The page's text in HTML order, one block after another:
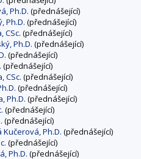
Ph.D. (přednášející)
Ph.D. (přednášející)
CSc. (přednášející)
Ph.D. (přednášející)
(přednášející)
(přednášející)
CSc. (přednášející)
(přednášející)
Ph.D. (přednášející)
(přednášející)
(přednášející)
Ph.D. (přednášející)
(přednášející)
Ph.D. (přednášející)